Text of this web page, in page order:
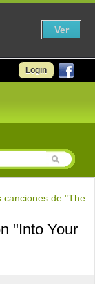
Login
canciones de "The
"Into Your
Ver